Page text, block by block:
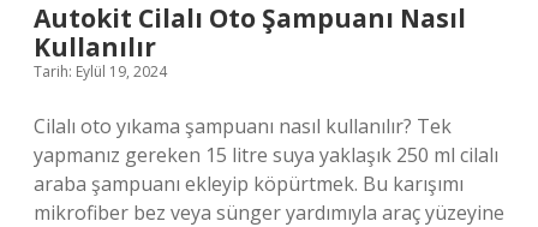
Autokit Cilalı Oto Şampuanı Nasıl
Kullanılır
Tarih: Eylül 19, 2024
Cilalı oto yıkama şampuanı nasıl kullanılır? Tek
yapmanız gereken 15 litre suya yaklaşık 250 ml cilalı
araba şampuanı ekleyip köpürtmek. Bu karışımı
mikrofiber bez veya sünger yardımıyla araç yüzeyine